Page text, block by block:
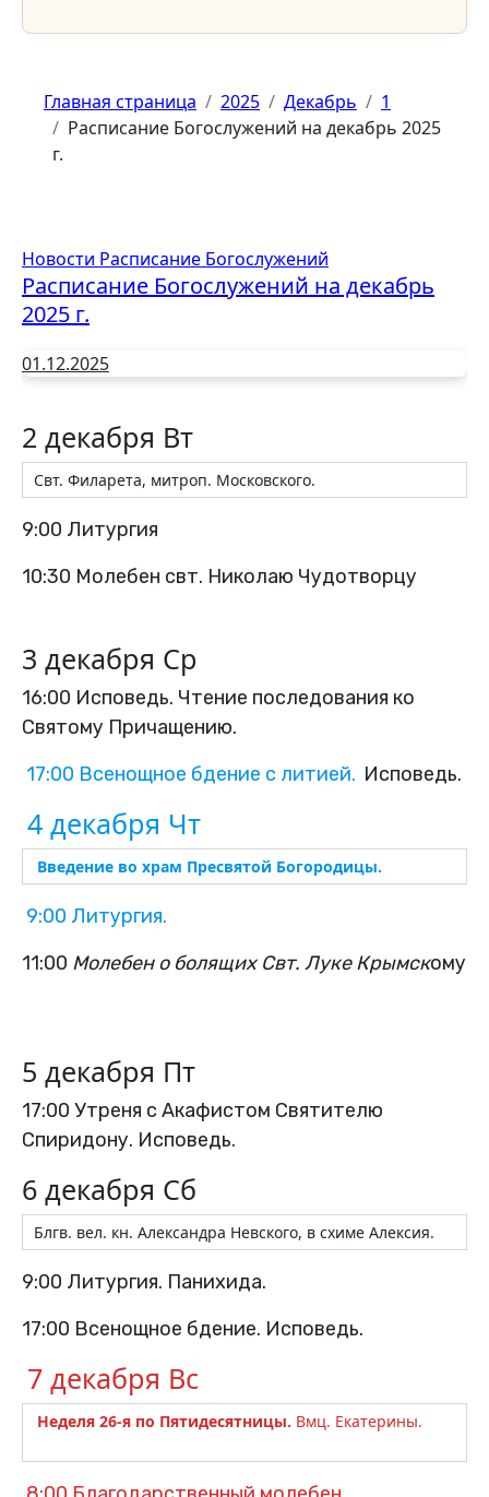
Главная страница 2025 Декабрь
1
Расписание Богослужений на декабрь 2025
г.
Новости Расписание Богослужений
Расписание Богослужений на декабрь
2025 г.
01.12.2025
2 декабря Вт
Свт. Филарета, митроп. Московского.
9:00 Литургия
10:30 Молебен свт. Николаю Чудотворцу
3 декабря Ср
16:00 Исповедь. Чтение последования ко
Святому Причащению.
17:00 Всенощное бдение с литией. Исповедь.
4 декабря Чт
Введение во храм Пресвятой Богородицы.
9:00 Литургия.
11:00 Молебен о болящих Свт. Луке Крымскому
5 декабря Пт
17:00 Утреня с Акафистом Святителю
Спиридону. Исповедь.
6 декабря Сб
Блгв. вел. кн. Александра Невского, в схиме Алексия.
9:00 Литургия. Панихида.
17:00 Всенощное бдение. Исповедь.
7 декабря Вс
Неделя 26-я по Пятидесятницы. Вмц. Екатерины.